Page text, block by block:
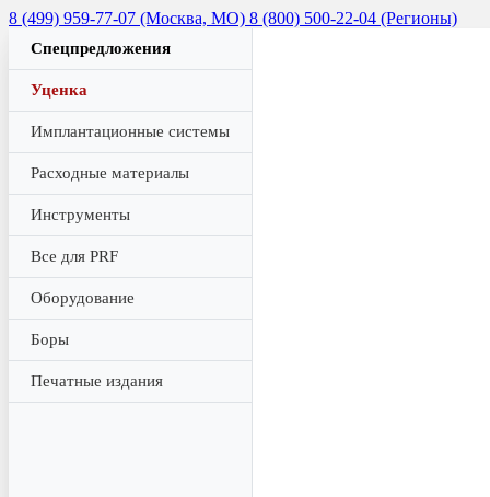
8 (499) 959-77-07 (Москва, МО) 8 (800) 500-22-04 (Регионы)
Спецпредложения
Уценка
Имплантационные системы
Расходные материалы
Инструменты
Все для PRF
Оборудование
Боры
Печатные издания